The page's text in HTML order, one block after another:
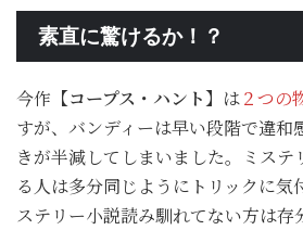
素直に驚けるか！？
今作 【コープス・ハント】 は２つの
すが、バンディーは早い段階で違和
きが半減してしまいました。ミステ
る人は多分同じようにトリックに気
ステリー小説読み馴れてない方は存